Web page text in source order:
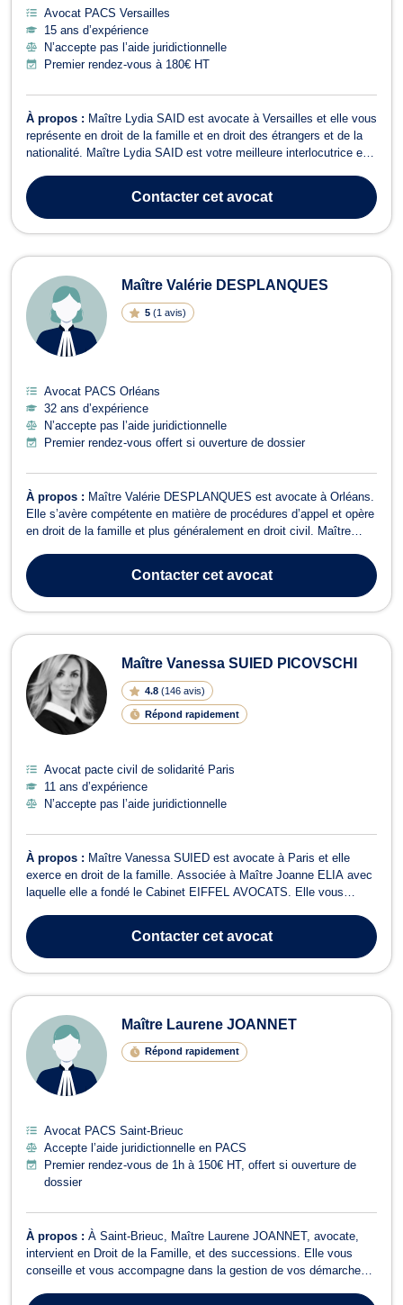
Avocat PACS Versailles
15 ans d’expérience
N’accepte pas l’aide juridictionnelle
Premier rendez-vous à 180€ HT
À propos : Maître Lydia SAID est avocate à Versailles et elle vous
représente en droit de la famille et en droit des étrangers et de la
nationalité. Maître Lydia SAID est votre meilleure interlocutrice en
d’assistance dans le cadre d’une procédure de divorce amiable ou
...
Contactercet avocat
Maître Valérie DESPLANQUES
5 (1 avis)
Avocat PACS Orléans
32 ans d’expérience
N’accepte pas l’aide juridictionnelle
Premier rendez-vous offert si ouverture de dossier
À propos : Maître Valérie DESPLANQUES est avocate à Orléans.
Elle s’avère compétente en matière de procédures d’appel et opère
en droit de la famille et plus généralement en droit civil. Maître
faut lors des procédures d’appel. Elle propose aux professionnels
comme aux par...
Contactercet avocat
Maître Vanessa SUIED PICOVSCHI
4.8 (146 avis)
Répond rapidement
Avocat pacte civil de solidarité Paris
11 ans d’expérience
N’accepte pas l’aide juridictionnelle
À propos : Maître Vanessa SUIED est avocate à Paris et elle
exerce en droit de la famille. Associée à Maître Joanne ELIA avec
laquelle elle a fondé le Cabinet EIFFEL AVOCATS. Elle vous
procédures de divorce à l'amiable ou contentieux, de changement
de nom, assurer un...Contactercet avocat
Maître Laurene JOANNET
Répond rapidement
Avocat PACS Saint-Brieuc
Accepte l’aide juridictionnelle en PACS
Premier rendez-vous de 1h à 150€ HT, offert si ouverture de
dossier
À propos : À Saint-Brieuc, Maître Laurene JOANNET, avocate,
intervient en Droit de la Famille, et des successions. Elle vous
conseille et vous accompagne dans la gestion de vos démarches